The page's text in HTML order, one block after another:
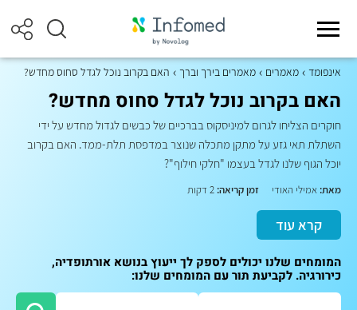
אינפומד מאמרים מאמרים בירך וברך האם בקרוב נוכל לגדל סחוס מחדש?
האם בקרוב נוכל לגדל סחוס מחדש?
חוקרים הצליחו לגרום למיניסקוס בברכיים של כבשים לגדול מחדש על ידי
השתלת תאי גזע על מתקן מתכלה שנוצר במדפסת תלת-ממד. האם בקרוב
יוכל הגוף שלנו לגדל בעצמו "חלקי חילוף"?
מאת: אמילי האודי זמן קריאה:
קרא עוד
המומחים שלנו יכולים לספק לך ייעוץ בנושא אורתופדיה,
כירורגיה. לקביעת תור עם המומחים שלנו: